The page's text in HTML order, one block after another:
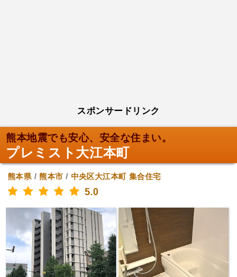
スポンサードリンク
熊本地震でも安心、安全な住まい。
プレミスト大江本町
熊本県/熊本市 / 中央区大江本町 集合住宅
5.0